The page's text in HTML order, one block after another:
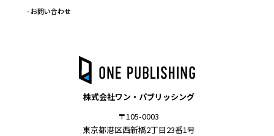
- お問い合わせ
株式会社ワン・パブリッシング
〒105-0003
東京都港区西新橋2丁目23番1号